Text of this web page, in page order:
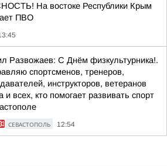
На востоке Республики Крым
ПВО
Развожаев: С Днём физкультурника!.
спортсменов, тренеров,
инструкторов, ветеранов
и всех, кто помогает развивать спорт
СЕВАСТОПОЛЬ 12:54